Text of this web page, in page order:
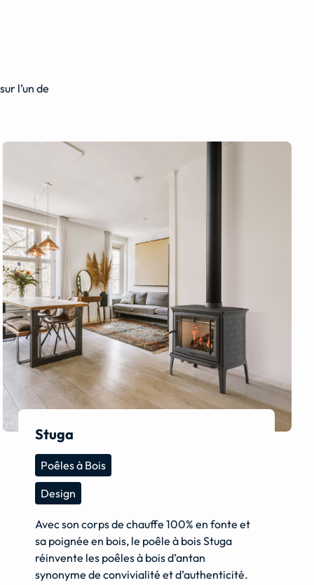
l’un de
Stuga
Poêles à Bois
Design
Avec son corps de chauffe 100% en fonte et
sa poignée en bois, le poêle à bois Stuga
réinvente les poêles à bois d’antan
synonyme de convivialité et d’authenticité.